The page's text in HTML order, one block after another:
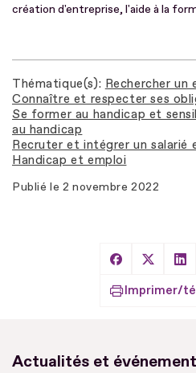
création d'entreprise, l'aide à la
Thématique(s) Rechercher un
Connaître et respecter ses
Se former au handicap et
au handicap
Recruter et intégrer un salarié
Handicap et emploi
Publié le 2 novembre 2022
Partager sur
Imprimer/
Actualités et